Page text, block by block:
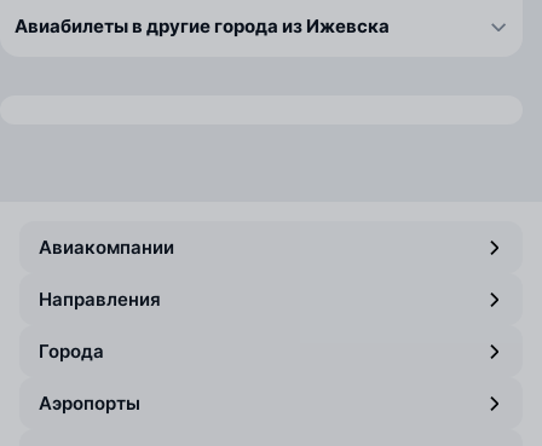
Авиабилеты в другие города из Ижевска
Авиакомпании
Направления
Города
Аэропорты